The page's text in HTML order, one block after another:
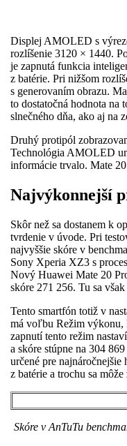
Displej AMOLED s
rozlíšenie 3120 × 1440.
je zapnutá funkcia
z batérie. Pri nižšom
s generovaním obrazu.
to dostatočná hodnota na
slnečného dňa, ako aj na
Druhý protipól
Technológia AMOLED
informácie trvalo. Mate
Najvýkonnejší
Skôr než sa dostanem k
tvrdenie v úvode. Pri
najvyššie skóre v
Sony Xperia XZ3 s
Nový Huawei Mate 20
skóre 271 256. Tu sa
Tento smartfón totiž v
má voľbu Režim výkonu,
zapnutí tento režim
a skóre stúpne na 304
určené pre najnáročnejšie
z batérie a trochu sa
Skóre v AnTuTu